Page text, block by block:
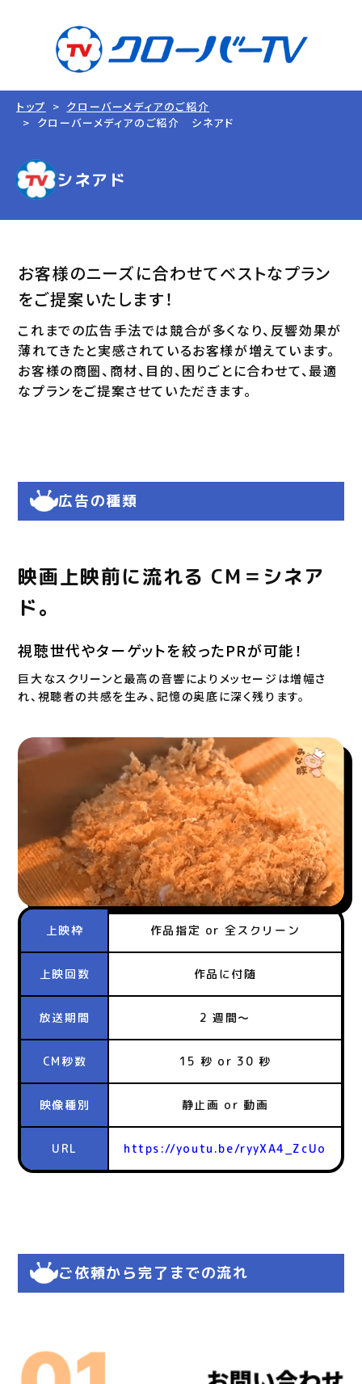
トップ
クローバーメディアのご紹介
クローバーメディアのご紹介 シネアド
シネアド
お客様のニーズに合わせてベストなプラン
をご提案いたします！
これまでの広告手法では競合が多くなり、反響効果が
薄れてきたと実感されているお客様が増えています。
お客様の商圏、商材、目的、困りごとに合わせて、最適
なプランをご提案させていただきます。
広告の種類
映画上映前に流れる CM＝シネア
ド。
視聴世代やターゲットを絞ったPRが可能！
巨大なスクリーンと最高の音響によりメッセージは増幅さ
れ、視聴者の共感を生み、記憶の奥底に深く残ります。
上映枠 作品指定 or 全スクリーン
上映回数 作品に付随
放送期間 2 週間～
CM秒数 15 秒 or 30 秒
映像種別 静止画 or 動画
URL https://youtu.be/ryyXA4_ZcUo
ご依頼から完了までの流れ